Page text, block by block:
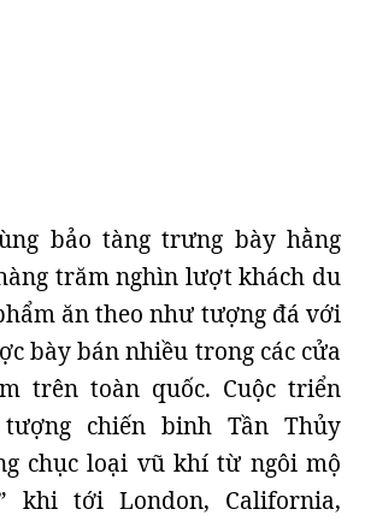
bảo tàng trưng bày hằng
trăm nghìn lượt khách du
ăn theo như tượng đá với
bày bán nhiều trong các cửa
trên toàn quốc. Cuộc triển
chiến binh Tần Thủy
chục loại vũ khí từ ngôi mộ
khi tới London, California,